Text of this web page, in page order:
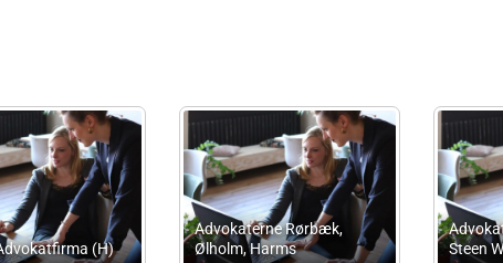
MB Administration Revisor John Hansen